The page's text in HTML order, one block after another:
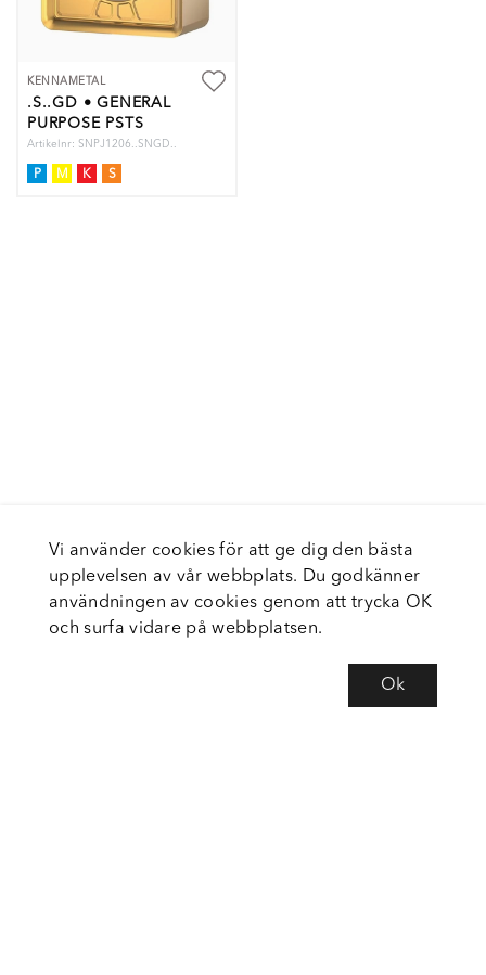
KENNAMETAL
.S..GD • GENERAL
PURPOSE PSTS
Artikelnr: SNPJ1206..SNGD..
P M K S
Vi använder cookies för att ge dig den bästa
upplevelsen av vår webbplats. Du godkänner
användningen av cookies genom att trycka OK
och surfa vidare på webbplatsen.
Ok